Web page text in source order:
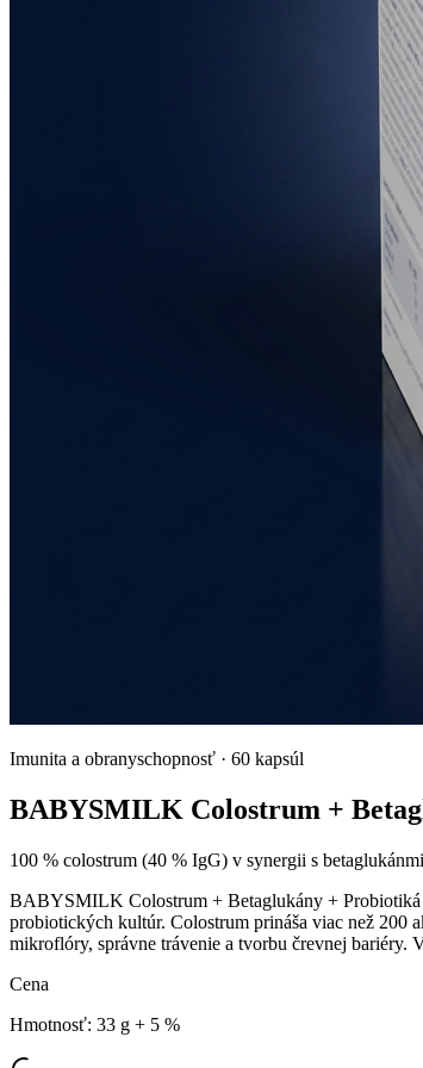
Imunita a obranyschopnosť · 60 kapsúl
BABYSMILK Colostrum +
100 % colostrum (40 % IgG) v synergii s
BABYSMILK Colostrum + Betaglukány + Probiotiká
probiotických kultúr. Colostrum prináša viac než 200
mikroflóry, správne trávenie a tvorbu črevnej bariéry.
Cena
Hmotnosť: 33 g + 5 %